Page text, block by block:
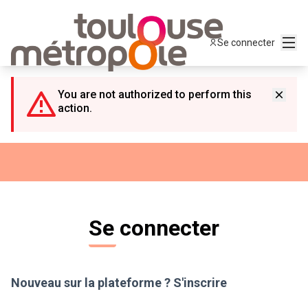
Se connecter
You are not authorized to perform this
action.
Se connecter
Nouveau sur la plateforme ? S'inscrire